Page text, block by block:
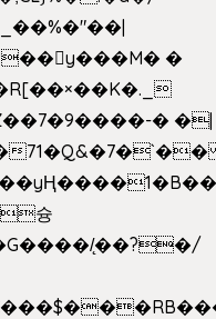
�
� �|
슝
̨��?�/